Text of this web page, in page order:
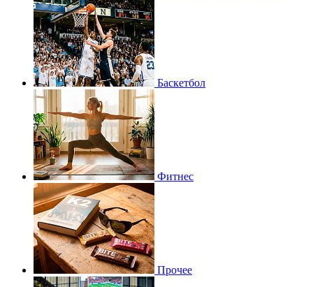
Баскетбол
Фитнес
Прочее